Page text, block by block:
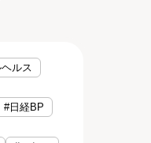
ルス
#日経BP